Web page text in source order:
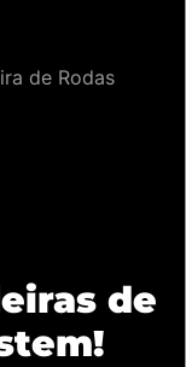
de Rodas
de